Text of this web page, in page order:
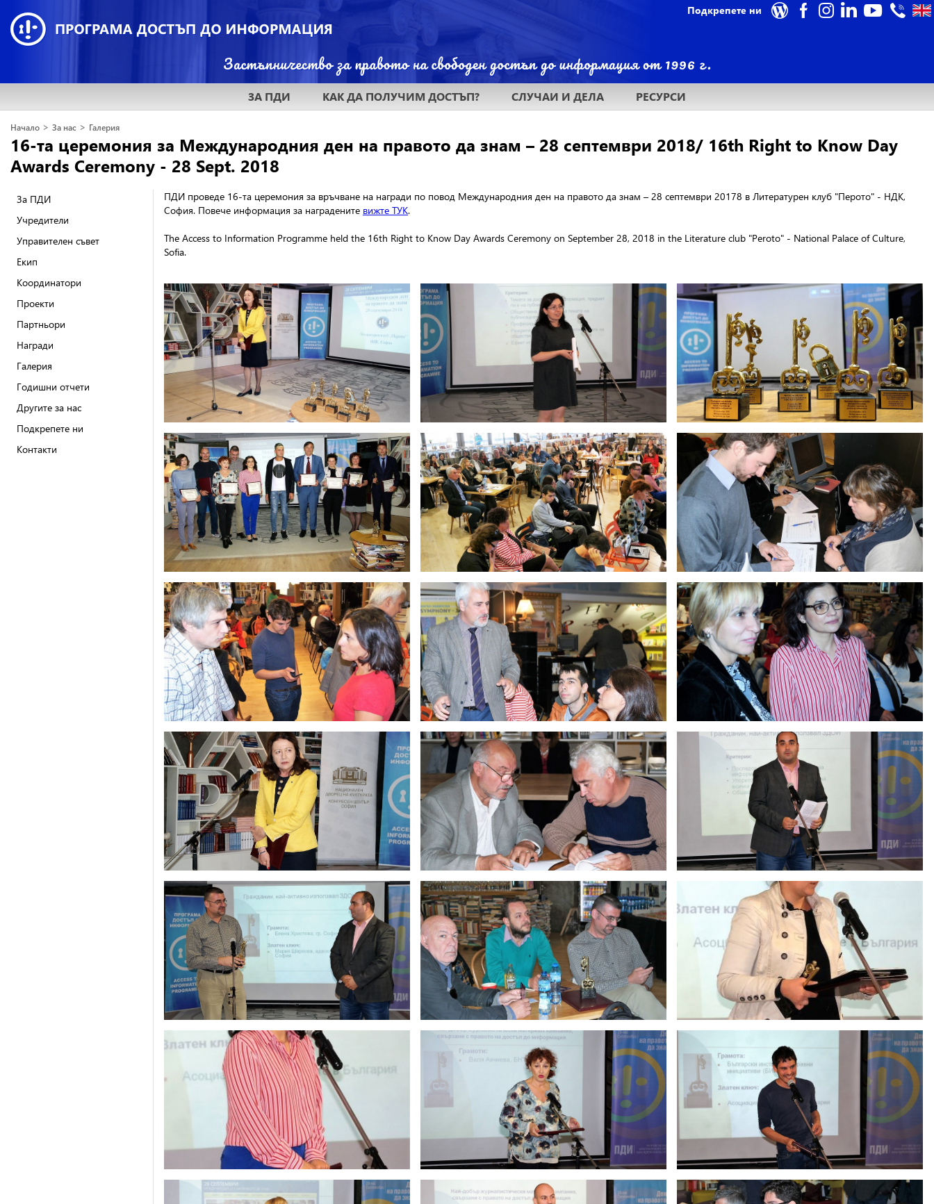
Подкрепете ни
ЗА ПДИ КАК ДА ПОЛУЧИМ ДОСТЪП? СЛУЧАИ И ДЕЛА РЕСУРСИ
Начало > За нас > Галерия
16-та церемония за Международния ден на правото да знам – 28 септември 2018/ 16th Right to Know Day
Awards Ceremony - 28 Sept. 2018
За ПДИ
Учредители
Управителен съвет
Екип
Координатори
Проекти
Партньори
Награди
Галерия
Годишни отчети
Другите за нас
Подкрепете ни
Контакти
ПДИ проведе 16-та церемония за връчване на награди по повод Международния ден на правото да знам – 28 септември 20178 в Литературен клуб "Перото" - НДК,
София. Повече информация за наградените вижте ТУК.
The Access to Information Programme held the 16th Right to Know Day Awards Ceremony on September 28, 2018 in the Literature club "Peroto" - National Palace of Culture,
Sofia.